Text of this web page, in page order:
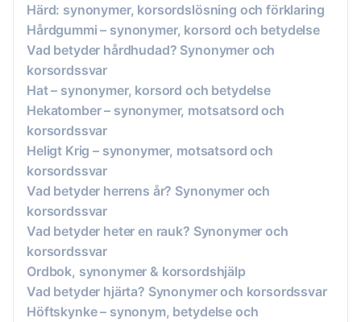
Härd: synonymer, korsordslösning och förklaring
Hårdgummi – synonymer, korsord och betydelse
Vad betyder hårdhudad? Synonymer och
korsordssvar
Hat – synonymer, korsord och betydelse
Hekatomber – synonymer, motsatsord och
korsordssvar
Heligt Krig – synonymer, motsatsord och
korsordssvar
Vad betyder herrens år? Synonymer och
korsordssvar
Vad betyder heter en rauk? Synonymer och
korsordssvar
Ordbok, synonymer & korsordshjälp
Vad betyder hjärta? Synonymer och korsordssvar
Höftskynke – synonym, betydelse och